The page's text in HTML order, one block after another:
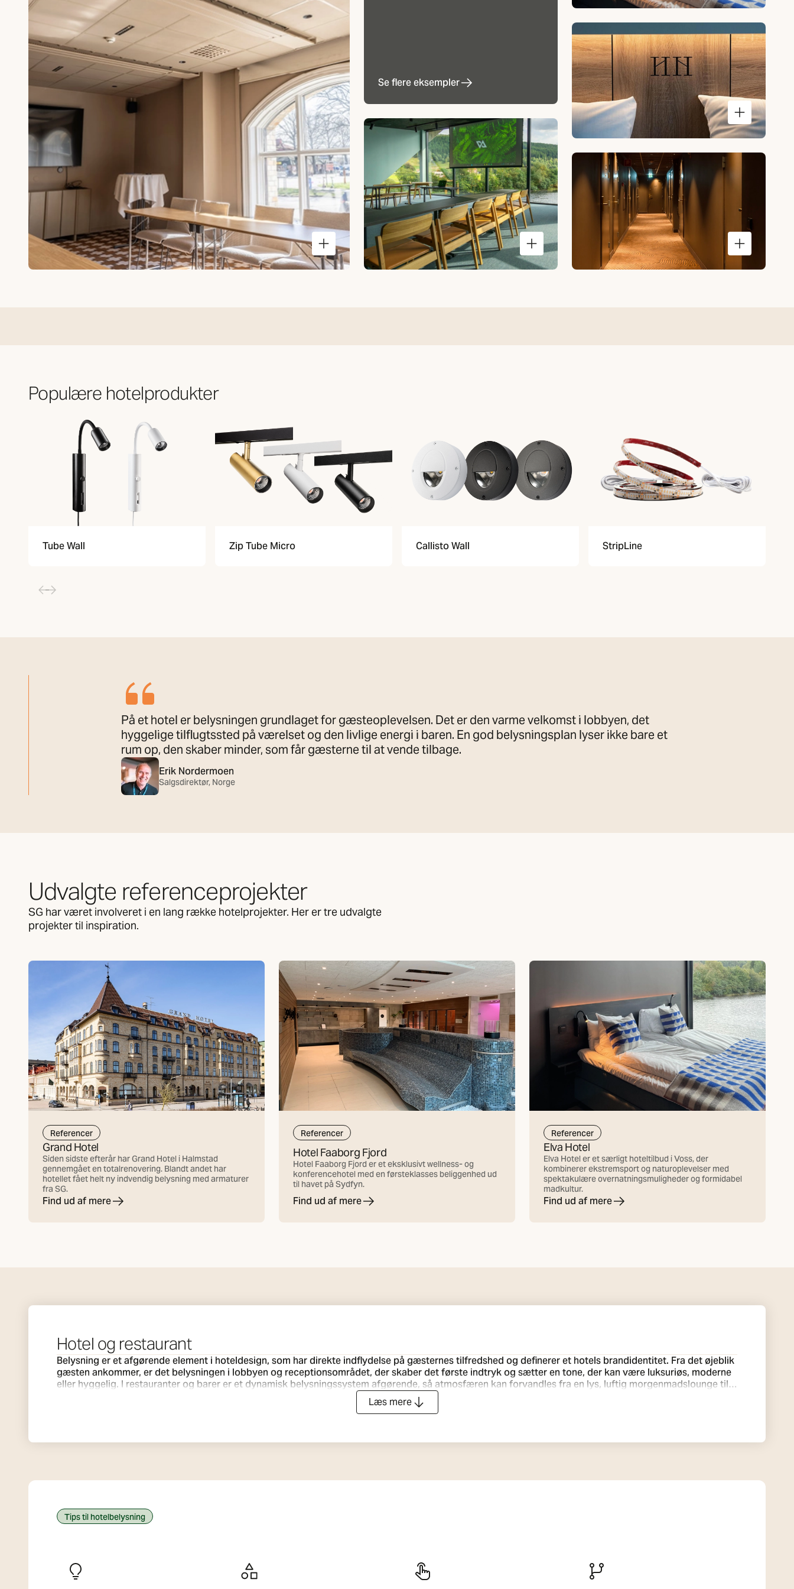
Se flere eksempler
Populære hotelprodukter
Tube Wall Zip Tube Micro Callisto Wall StripLine
På et hotel er belysningen grundlaget for gæsteoplevelsen. Det er den varme velkomst i lobbyen, det
hyggelige tilflugtssted på værelset og den livlige energi i baren. En god belysningsplan lyser ikke bare et
rum op, den skaber minder, som får gæsterne til at vende tilbage.
Erik Nordermoen
Salgsdirektør, Norge
Udvalgte referenceprojekter
SG har været involveret i en lang række hotelprojekter. Her er tre udvalgte
projekter til inspiration.
Referencer
Grand Hotel
Siden sidste efterår har Grand Hotel i Halmstad
gennemgået en totalrenovering. Blandt andet har
hotellet fået helt ny indvendig belysning med armaturer
fra SG.
Find ud af mere
Referencer
Hotel Faaborg Fjord
Hotel Faaborg Fjord er et eksklusivt wellness- og
konferencehotel med en førsteklasses beliggenhed ud
til havet på Sydfyn.
Find ud af mere
Referencer
Elva Hotel
Elva Hotel er et særligt hoteltilbud i Voss, der
kombinerer ekstremsport og naturoplevelser med
spektakulære overnatningsmuligheder og formidabel
madkultur.
Find ud af mere
Hotel og restaurant
Belysning er et afgørende element i hoteldesign, som har direkte indflydelse på gæsternes tilfredshed og definerer et hotels brandidentitet. Fra det øjeblik
gæsten ankommer, er det belysningen i lobbyen og receptionsområdet, der skaber det første indtryk og sætter en tone, der kan være luksuriøs, moderne
eller hyggelig. I restauranter og barer er et dynamisk belysningssystem afgørende, så atmosfæren kan forvandles fra en lys, luftig morgenmadslounge til
af lys, som gæsten intuitivt kan styre: et indbydende omgivelseslys, når man kommer ind, effektiv arbejdsbelysning til at læse i sengen eller arbejde ved
belysningsløsninger, der skaber balance mellem en uforglemmelig gæsteoplevelse og behovet for pålidelig og effektiv drift.
Læs mere
Tips til hotelbelysning